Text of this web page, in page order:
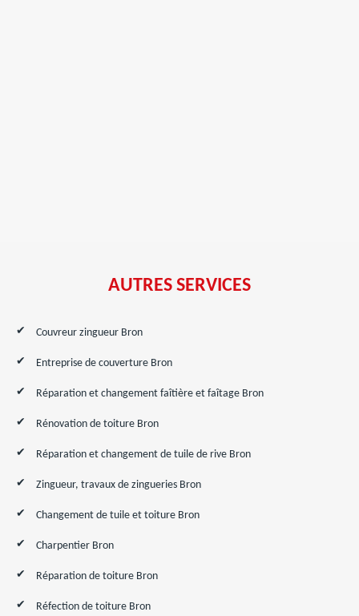
AUTRES SERVICES
Couvreur zingueur Bron
Entreprise de couverture Bron
Réparation et changement faîtière et faîtage Bron
Rénovation de toiture Bron
Réparation et changement de tuile de rive Bron
Zingueur, travaux de zingueries Bron
Changement de tuile et toiture Bron
Charpentier Bron
Réparation de toiture Bron
Réfection de toiture Bron